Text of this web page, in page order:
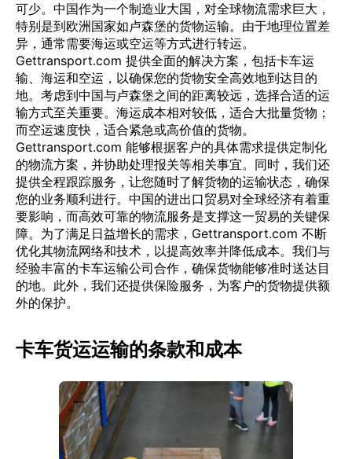
可少。中国作为一个制造业大国，对全球物流需求巨大，
特别是到欧洲国家如卢森堡的货物运输。由于地理位置差
异，通常需要海运或空运等方式进行转运。
Gettransport.com 提供全面的解决方案，包括卡车运
输、海运和空运，以确保您的货物安全高效地到达目的
地。考虑到中国与卢森堡之间的距离较远，选择合适的运
输方式至关重要。海运成本相对较低，适合大批量货物；
而空运速度快，适合紧急或高价值的货物。
Gettransport.com 能够根据客户的具体需求提供定制化
的物流方案，并协助处理报关等相关事宜。同时，我们还
提供全程跟踪服务，让您随时了解货物的运输状态，确保
您的业务顺利进行。中国的进出口贸易对全球经济有着重
要影响，而高效可靠的物流服务是支撑这一贸易的关键保
障。为了满足日益增长的需求，Gettransport.com 不断
优化其物流网络和技术，以提高效率并降低成本。我们与
经验丰富的卡车运输公司合作，确保货物能够准时送达目
的地。此外，我们还提供保险服务，为客户的货物提供额
外的保护。
卡车货运运输的条款和成本